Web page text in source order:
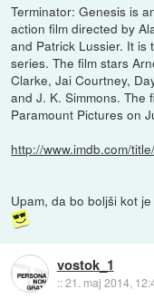
Terminator: Genesis is
action film directed by
and Patrick Lussier. It is
series. The film stars
Clarke, Jai Courtney,
and J. K. Simmons. The
Paramount Pictures on
http://www.imdb.com/
Upam, da bo boljši kot
vostok_1
::21. maj 2014,